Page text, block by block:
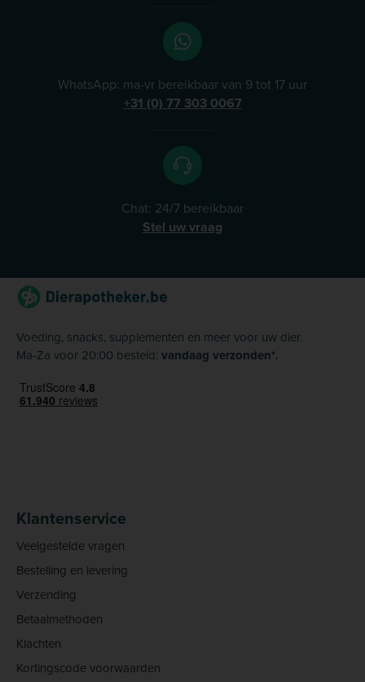
WhatsApp: ma-vr bereikbaar van 9 tot 17 uur
+31 (0) 77 303 0067
Chat: 24/7 bereikbaar
Stel uw vraag
Voeding, snacks, supplementen en meer voor uw dier.
Ma-Za voor 20:00 besteld: vandaag verzonden*.
Klantenservice
Veelgestelde vragen
Bestelling en levering
Verzending
Betaalmethoden
Klachten
Kortingscode voorwaarden